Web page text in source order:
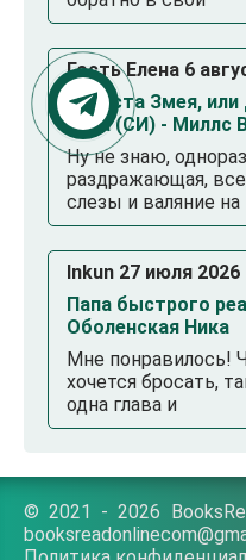
Гость Елена 6
Невеста Змея,
Нага (СИ) - Миллс
Ну не знаю,
раздражающая,
слезы и валяние на
Inkun 27 июля 2026
Папа быстрого
Оболенская Ника
Мне понравилось!
хочется бросать,
одна глава и
© 2021 - 2026